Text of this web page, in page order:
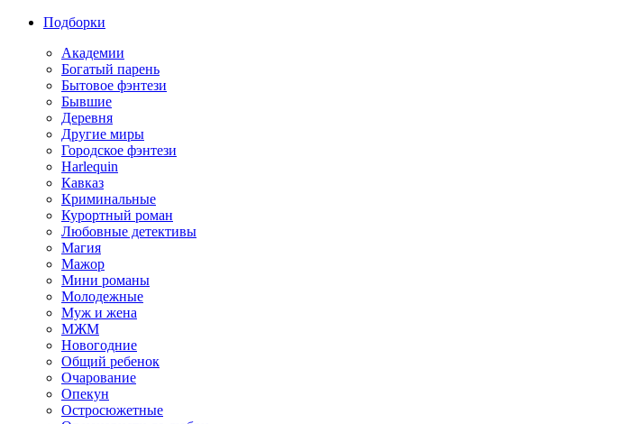
Подборки
Академии
Богатый парень
Бытовое фэнтези
Бывшие
Деревня
Другие миры
Городское фэнтези
Harlequin
Кавказ
Криминальные
Курортный роман
Любовные детективы
Магия
Мажор
Мини романы
Молодежные
Муж и жена
МЖМ
Новогодние
Общий ребенок
Очарование
Опекун
Остросюжетные